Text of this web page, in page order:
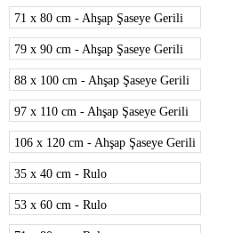
71 x 80 cm - Ahşap Şaseye Gerili
79 x 90 cm - Ahşap Şaseye Gerili
88 x 100 cm - Ahşap Şaseye Gerili
97 x 110 cm - Ahşap Şaseye Gerili
106 x 120 cm - Ahşap Şaseye Gerili
35 x 40 cm - Rulo
53 x 60 cm - Rulo